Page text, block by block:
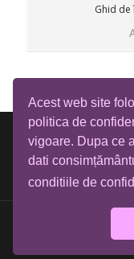
Acest web site
politica de
vigoare. Dupa ce
dati
conditiile de
Ghid